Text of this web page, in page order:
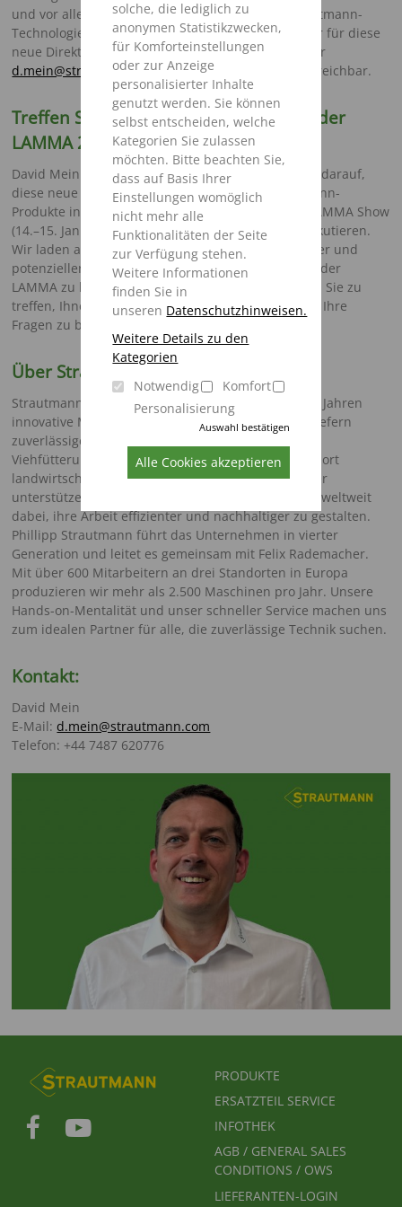
solche, die lediglich zu
anonymen Statistikzwecken,
für Komforteinstellungen
oder zur Anzeige
personalisierter Inhalte
genutzt werden. Sie können
selbst entscheiden, welche
Kategorien Sie zulassen
möchten. Bitte beachten Sie,
dass auf Basis Ihrer
Einstellungen womöglich
nicht mehr alle
Funktionalitäten der Seite
zur Verfügung stehen.
Weitere Informationen
finden Sie in
unseren Datenschutzhinweisen.
Weitere Details zu den
Kategorien
Notwendig
Komfort
Personalisierung
Auswahl bestätigen
Alle Cookies akzeptieren
und vor allem über fundierte Kenntnisse der Strautmann-
Technologie, was ihn zum idealen Ansprechpartner für diese
neue Direktvertriebsstrategie macht. David ist unter
d.mein@strautmann.com oder +44 7487 620776 erreichbar.
Treffen Sie das Strautmann-Team auf der
LAMMA 2026
David Mein und das Strautmann-Team freuen sich darauf,
diese neue Strategie und die Zukunft der Strautmann-
Produkte in Großbritannien auf der kommenden LAMMA Show
(14.–15. Januar 2026) im NEC in Birmingham zu diskutieren.
Wir laden alle Interessierten, einschließlich aktueller und
potenzieller Händler, ein, unseren Stand 6.440 auf der
LAMMA zu besuchen. David Mein freut sich darauf, Sie zu
treffen, Ihnen weitere Informationen zu geben und Ihre
Fragen zu beantworten.
Über Strautmann
Strautmann entwickelt und produziert seit fast 100 Jahren
innovative Maschinen für die Landwirtschaft. Wir liefern
zuverlässige und leistungsstarke Lösungen für die
Viehfütterung, die Grünfutterernte und den Transport
landwirtschaftlicher Güter. Als zuverlässiger Partner
unterstützen wir Landwirte und Lohnunternehmer weltweit
dabei, ihre Arbeit effizienter und nachhaltiger zu gestalten.
Phillipp Strautmann führt das Unternehmen in vierter
Generation und leitet es gemeinsam mit Felix Rademacher.
Mit über 600 Mitarbeitern an drei Standorten in Europa
produzieren wir mehr als 2.500 Maschinen pro Jahr. Unsere
Hands-on-Mentalität und unser schneller Service machen uns
zum idealen Partner für alle, die zuverlässige Technik suchen.
Kontakt:
David Mein
E-Mail:d.mein@strautmann.com
Telefon: +44 7487 620776
FUSSBEREICHSMENÜ
PRODUKTE
ERSATZTEIL SERVICE
INFOTHEK
AGB / GENERAL SALES
CONDITIONS / OWS
LIEFERANTEN-LOGIN